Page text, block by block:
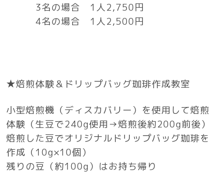
3名の場合 1人2,750円
4名の場合 1人2,500円
★焙煎体験＆ドリップバッグ珈琲作成教室
小型焙煎機（ディスカバリー）を使用して焙煎
体験 （生豆で240g使用→焙煎後約200g前後）
焙煎した豆でオリジナルドリップバッグ珈琲を
作成（10g×10個）
残りの豆（約100g）はお持ち帰り